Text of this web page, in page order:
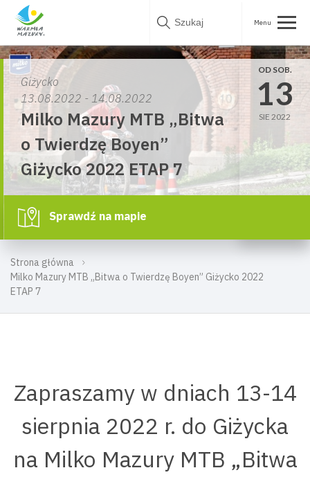
Skip
Strona główna
Milko Mazury MTB „Bitwa o Twierdzę Boyen” Giżycko 2022
ETAP 7
Giżycko
13.08.2022 - 14.08.2022
Milko Mazury MTB „Bitwa
o Twierdzę Boyen”
Giżycko 2022 ETAP 7
OD SOB.
13
SIE 2022
Sprawdź na mapie
Zapraszamy w dniach 13-14
sierpnia 2022 r. do Giżycka
na Milko Mazury MTB „Bitwa